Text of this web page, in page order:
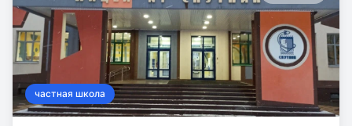
частная школа